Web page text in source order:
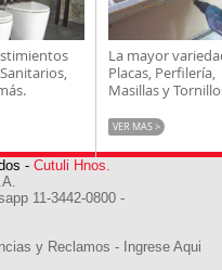
La mayor
Placas, Perfilería,
Masillas y
VER MAS >
- Cutuli Hnos.
11-3442-0800 -
y Reclamos - Ingrese Aqui